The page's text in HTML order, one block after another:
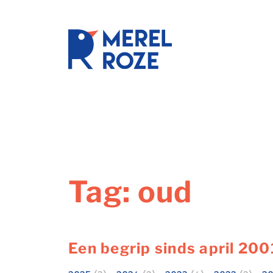
Tag: oud
Een begrip sinds april